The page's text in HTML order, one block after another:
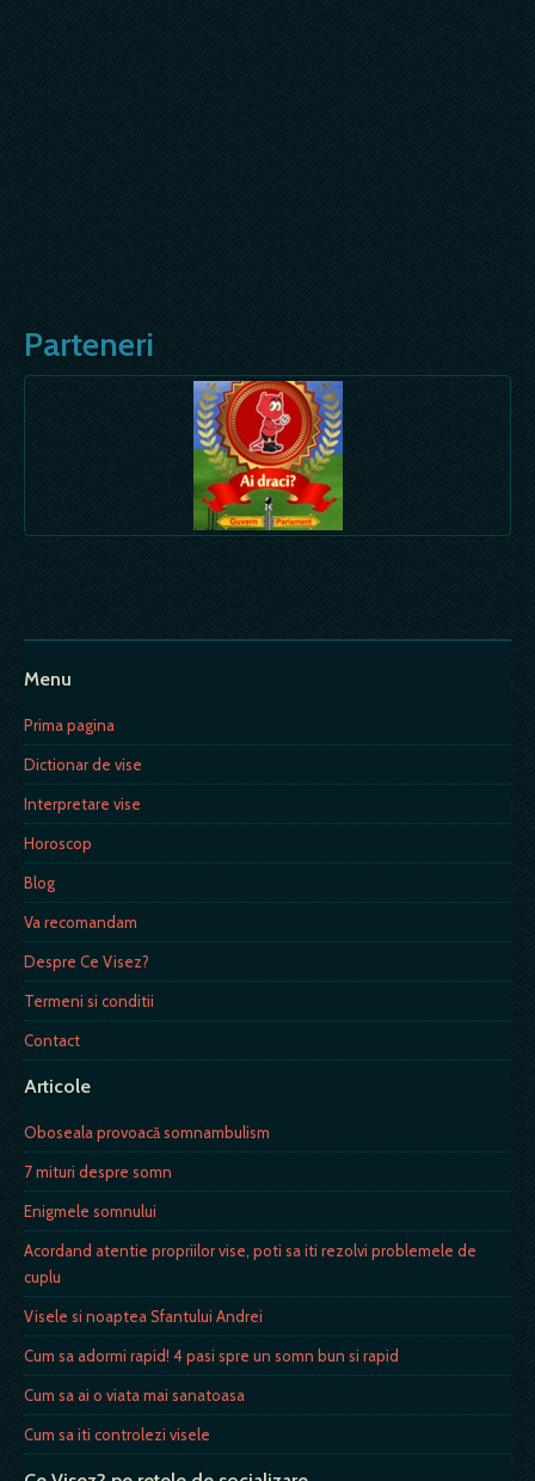
Parteneri
Menu
Prima pagina
Dictionar de vise
Interpretare vise
Horoscop
Blog
Va recomandam
Despre Ce Visez?
Termeni si conditii
Contact
Articole
Oboseala provoacă somnambulism
7 mituri despre somn
Enigmele somnului
Acordand atentie propriilor vise, poti sa iti rezolvi problemele de
cuplu
Visele si noaptea Sfantului Andrei
Cum sa adormi rapid! 4 pasi spre un somn bun si rapid
Cum sa ai o viata mai sanatoasa
Cum sa iti controlezi visele